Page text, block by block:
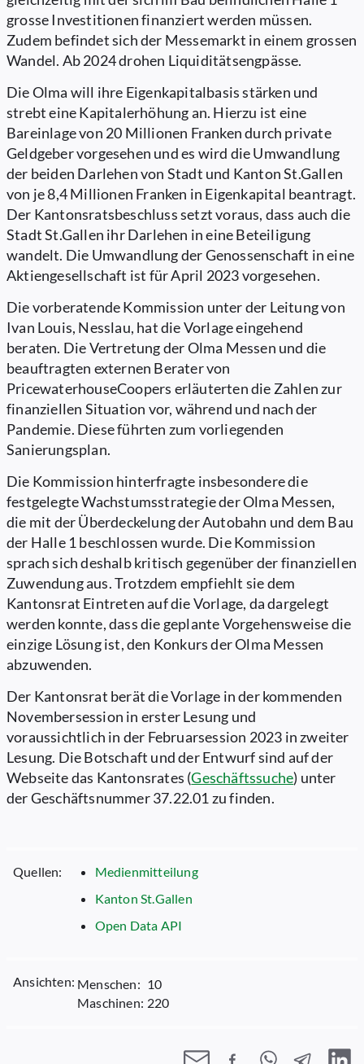
grosse Investitionen finanziert werden müssen.
Zudem befindet sich der Messemarkt in einem grossen
Wandel. Ab 2024 drohen Liquiditätsengpässe.
Die Olma will ihre Eigenkapitalbasis stärken und
strebt eine Kapitalerhöhung an. Hierzu ist eine
Bareinlage von 20 Millionen Franken durch private
Geldgeber vorgesehen und es wird die Umwandlung
der beiden Darlehen von Stadt und Kanton St.Gallen
von je 8,4 Millionen Franken in Eigenkapital beantragt.
Der Kantonsratsbeschluss setzt voraus, dass auch die
Stadt St.Gallen ihr Darlehen in eine Beteiligung
wandelt. Die Umwandlung der Genossenschaft in eine
Aktiengesellschaft ist für April 2023 vorgesehen.
Die vorberatende Kommission unter der Leitung von
Ivan Louis, Nesslau, hat die Vorlage eingehend
beraten. Die Vertretung der Olma Messen und die
beauftragten externen Berater von
PricewaterhouseCoopers erläuterten die Zahlen zur
finanziellen Situation vor, während und nach der
Pandemie. Diese führten zum vorliegenden
Sanierungsplan.
Die Kommission hinterfragte insbesondere die
festgelegte Wachstumsstrategie der Olma Messen,
die mit der Überdeckelung der Autobahn und dem Bau
der Halle 1 beschlossen wurde. Die Kommission
sprach sich deshalb kritisch gegenüber der finanziellen
Zuwendung aus. Trotzdem empfiehlt sie dem
Kantonsrat Eintreten auf die Vorlage, da dargelegt
werden konnte, dass die geplante Vorgehensweise die
einzige Lösung ist, den Konkurs der Olma Messen
abzuwenden.
Der Kantonsrat berät die Vorlage in der kommenden
Novembersession in erster Lesung und
voraussichtlich in der Februarsession 2023 in zweiter
Lesung. Die Botschaft und der Entwurf sind auf der
Webseite das Kantonsrates (Geschäftssuche) unter
der Geschäftsnummer 37.22.01 zu finden.
Quellen:
Medienmitteilung
Kanton St.Gallen
Open Data API
Ansichten: Menschen: 10
Maschinen: 220